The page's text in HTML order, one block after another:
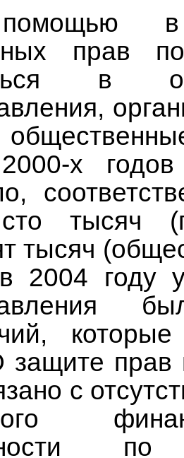
в
прав
в
х
тысяч
тысяч
2004 году
защите прав
с